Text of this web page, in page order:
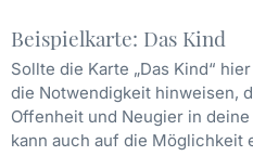
Beispielkarte: Das Kind
Sollte die Karte „Das Kind“
die Notwendigkeit hinweisen,
Offenheit und Neugier in
kann auch auf die Möglichkeit